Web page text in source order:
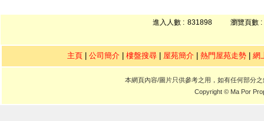
進入人數 : 831898 瀏覽頁數 :
主頁 |公司簡介 |樓盤搜尋 屋苑簡介 |熱門屋苑走勢 |網
本網頁內容/圖片只供參考之用，如有任何部分
Copyright © Ma Por